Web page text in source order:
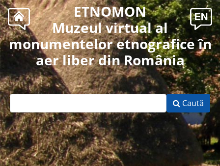
ETNOMON
Muzeul virtual al
monumentelor etnografice în
aer liber din România
Caută